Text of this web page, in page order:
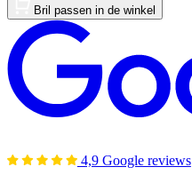
Bril passen in de winkel
4,9 Google reviews